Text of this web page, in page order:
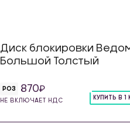
Диск блокировки
Большой Толстый
РОЗ 870
НЕ ВКЛЮЧАЕТ НДС КУПИТЬ В 1